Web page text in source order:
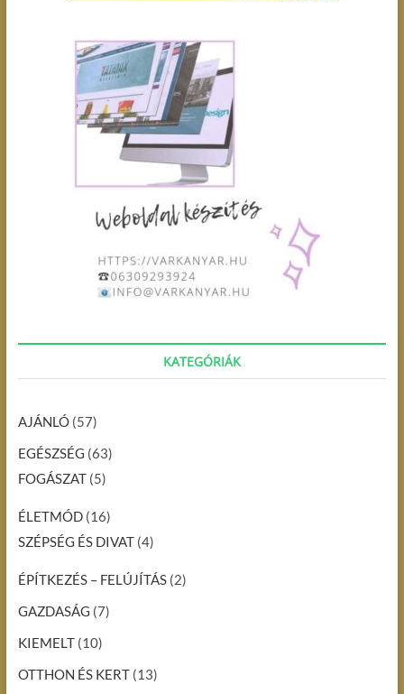
KATEGÓRIÁK
AJÁNLÓ(57)
EGÉSZSÉG (63)
FOGÁSZAT(5)
ÉLETMÓD(16)
SZÉPSÉG ÉS DIVAT(4)
ÉPÍTKEZÉS – FELÚJÍTÁS(2)
GAZDASÁG (7)
KIEMELT(10)
OTTHON ÉS KERT(13)